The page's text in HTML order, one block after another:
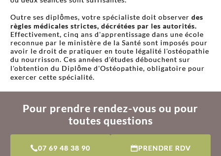
Outre ses diplômes, votre spécialiste doit observer des
règles médicales strictes, décrétées par les autorités.
Effectivement, cinq ans d'apprentissage dans une école
reconnue par le ministère de la Santé sont imposés pour
avoir le droit de pratiquer en toute légalité l'ostéopathie
du nourrisson. Ces années d'études débouchent sur
l'obtention du Diplôme d'Ostéopathie, obligatoire pour
exercer cette spécialité.
Pour prendre rendez-vous ou pour
toutes questions
07 69 48 38 90 PRENDRE RDV